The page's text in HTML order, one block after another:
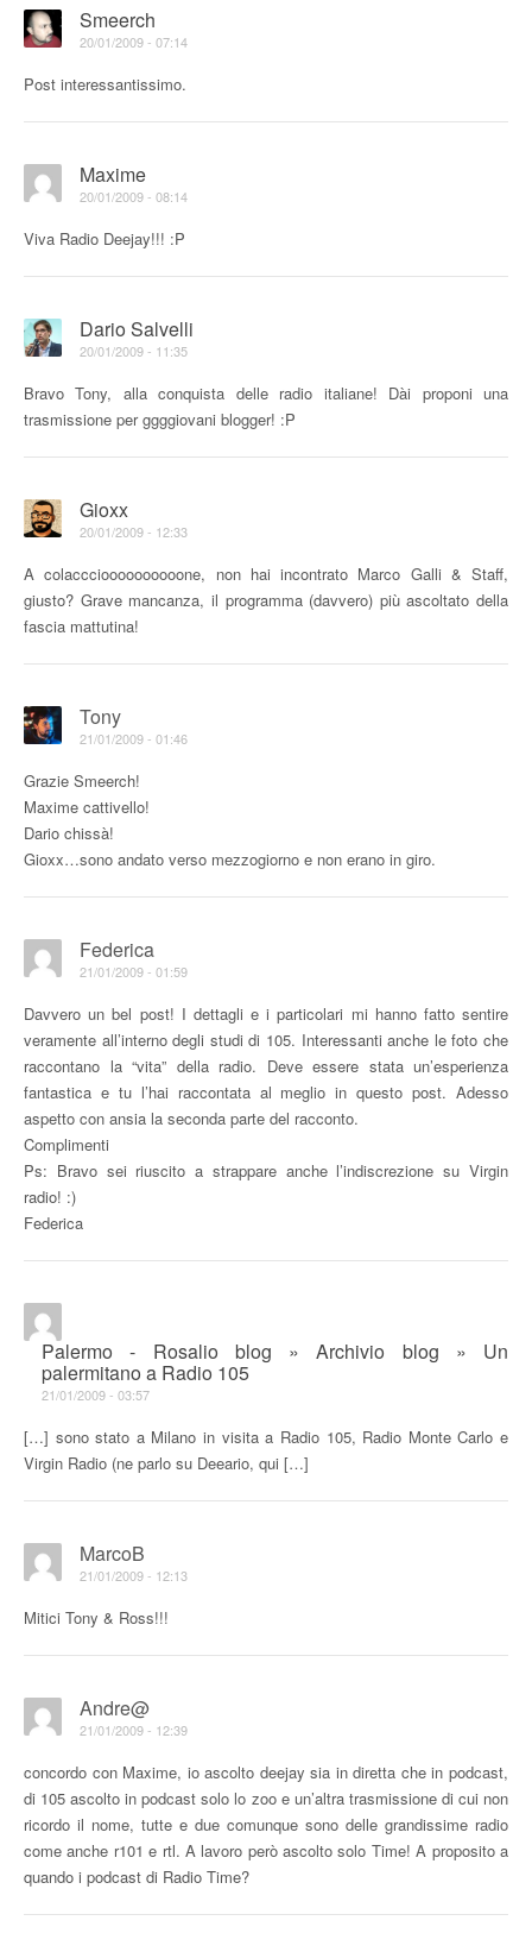
Smeerch
20/01/2009 - 07:14
Post interessantissimo.
Maxime
20/01/2009 - 08:14
Viva Radio Deejay!!! :P
Dario Salvelli
20/01/2009 - 11:35
Bravo Tony, alla conquista delle radio italiane! Dài proponi una
trasmissione per ggggiovani blogger! :P
Gioxx
20/01/2009 - 12:33
A colacccioooooooooone, non hai incontrato Marco Galli & Staff,
giusto? Grave mancanza, il programma (davvero) più ascoltato della
fascia mattutina!
Tony
21/01/2009 - 01:46
Grazie Smeerch!
Maxime cattivello!
Dario chissà!
Gioxx…sono andato verso mezzogiorno e non erano in giro.
Federica
21/01/2009 - 01:59
Davvero un bel post! I dettagli e i particolari mi hanno fatto sentire
veramente all’interno degli studi di 105. Interessanti anche le foto che
raccontano la “vita” della radio. Deve essere stata un’esperienza
fantastica e tu l’hai raccontata al meglio in questo post. Adesso
aspetto con ansia la seconda parte del racconto.
Complimenti
Ps: Bravo sei riuscito a strappare anche l’indiscrezione su Virgin
radio! :)
Federica
Palermo - Rosalio blog » Archivio blog » Un
palermitano a Radio 105
21/01/2009 - 03:57
[…] sono stato a Milano in visita a Radio 105, Radio Monte Carlo e
Virgin Radio (ne parlo su Deeario, qui […]
MarcoB
21/01/2009 - 12:13
Mitici Tony & Ross!!!
Andre@
21/01/2009 - 12:39
concordo con Maxime, io ascolto deejay sia in diretta che in podcast,
di 105 ascolto in podcast solo lo zoo e un’altra trasmissione di cui non
ricordo il nome, tutte e due comunque sono delle grandissime radio
come anche r101 e rtl. A lavoro però ascolto solo Time! A proposito a
quando i podcast di Radio Time?